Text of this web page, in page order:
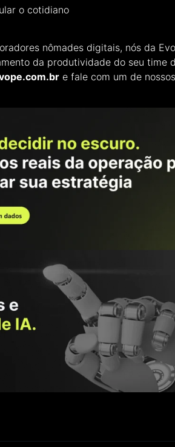
o cotidiano
nômades digitais, nós da
da produtividade do seu time
e fale com um de